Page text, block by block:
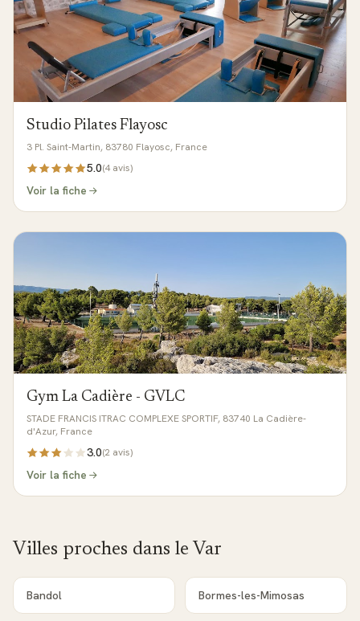
Studio Pilates Flayosc
3 Pl. Saint-Martin, 83780 Flayosc, France
5.0(4avis)
Voir la fiche
Gym La Cadière - GVLC
STADE FRANCIS ITRAC COMPLEXE SPORTIF, 83740 La Cadière-
d'Azur, France
3.0(2 avis)
Voir la fiche
Villes proches dans le Var
Bandol Bormes-les-Mimosas